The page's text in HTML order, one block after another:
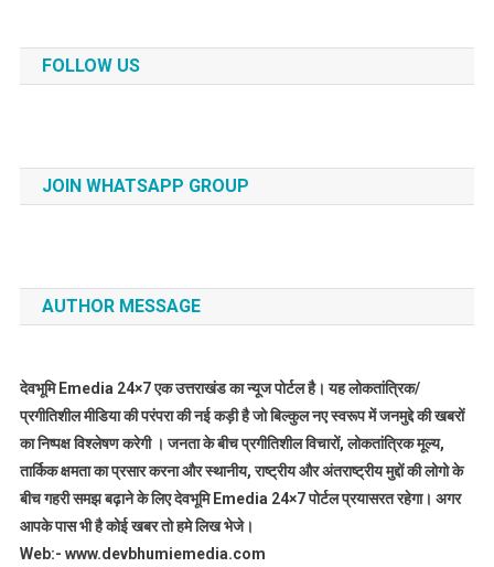
FOLLOW US
JOIN WHATSAPP GROUP
AUTHOR MESSAGE
देवभूमि Emedia 24×7 एक उत्तराखंड का न्यूज पोर्टल है। यह लोकतांत्रिक/
प्रगीतिशील मीडिया की परंपरा की नई कड़ी है जो बिल्कुल नए स्वरूप में जनमुद्दे की खबरों
का निष्पक्ष विश्लेषण करेगी । जनता के बीच प्रगीतिशील विचारों, लोकतांत्रिक मूल्य,
तार्किक क्षमता का प्रसार करना और स्थानीय, राष्ट्रीय और अंतराष्ट्रीय मुद्दों की लोगो के
बीच गहरी समझ बढ़ाने के लिए देवभूमि Emedia 24×7 पोर्टल प्रयासरत रहेगा। अगर
आपके पास भी है कोई खबर तो हमे लिख भेजे।
Web:- www.devbhumiemedia.com